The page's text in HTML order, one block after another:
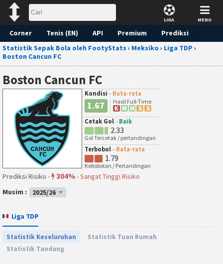
LIGA MENU
Corner Tenis (EN) API Premium
Prediksi
Statistik Sepak Bola oleh FootyStats › Meksiko › Liga TDP ›
Boston Cancun FC
Boston Cancun FC
Kondisi - Rata-rata
1.67
Hasil Full-Time
K M M S
S
Cetak Gol - Baik
2.33
Gol Tercetak / pertandingan
Terbobol - Rata-rata
1.79
Kebobolan / Pertandingan
Prediksi Risiko - 304%-Sangat Tinggi Risiko
Musim :
2025/26
Liga TDP
Statistik Keseluruhan
Statistik Tuan Rumah
Statistik Tandang